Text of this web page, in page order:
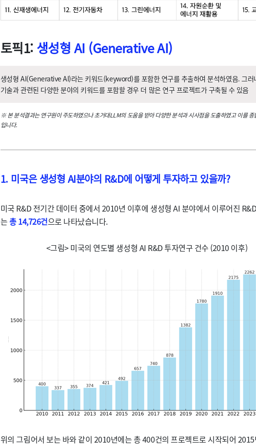
토픽1: 생성형 AI (Generative AI)
생성형 AI(Generative AI)라는 키워드(keyword)를 포함한 연구를 추출하여 분석하였음. 그러
기술과 관련된 다양한 분야의 키워드를 포함할 경우 더 많은 연구 프로젝트가 구축될 수 있음
※ 본 분석결과는 연구원이 주도하였으나 초거대LLM의 도움을 받아 다양한 분석과 시사점을 도출하였고 이를 종
입니다.
1. 미국은 생성형 AI분야의 R&D에 어떻게 투자하고 있을까?
미국 R&D 전기간 데이터 중에서 2010년 이후에 생성형 AI 분야에서 이루어진
는총 14,726건으로 나타났습니다.
<그림> 미국의 연도별 생성형 AI R&D 투자연구 건수 (2010 이후)
위의 그림어서 보는 바와 같이 2010년에는 총 400건의 프로젝트로 시작되어